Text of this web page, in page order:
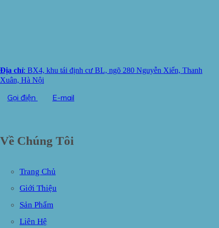
Địa chỉ: BX4, khu tái định cư BL, ngõ 280 Nguyễn Xiển, Thanh
Xuân, Hà Nội
Gọi điện E-mail
Về Chúng Tôi
Trang Chủ
Giới Thiệu
Sản Phẩm
Liên Hệ